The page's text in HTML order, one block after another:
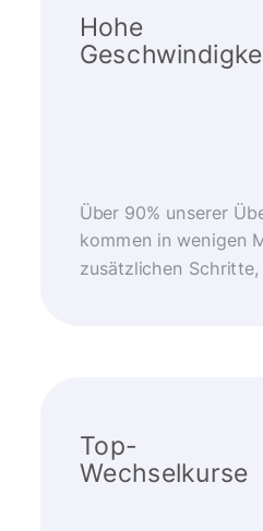
Hohe
Über 90% unserer
kommen in wenigen
zusätzlichen Schritte,
Top-
Wechselkurse